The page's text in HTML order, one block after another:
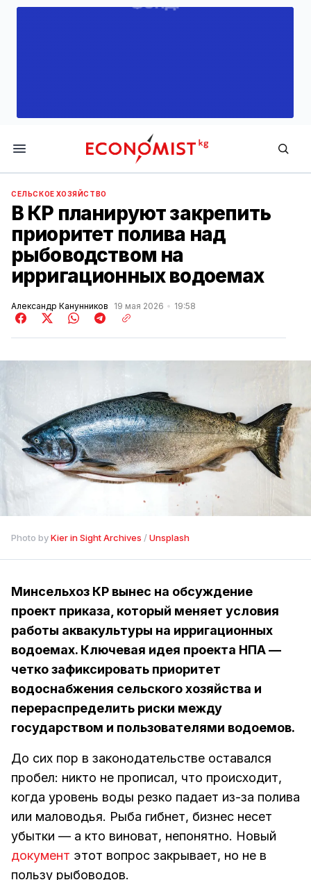
Economist.kg
СЕЛЬСКОЕ ХОЗЯЙСТВО
В КР планируют закрепить
приоритет полива над
рыбоводством на
ирригационных водоемах
Александр Канунников 19 мая 2026 19:58
Photo by Kier in Sight Archives / Unsplash
Минсельхоз КР вынес на обсуждение
проект приказа, который меняет условия
работы аквакультуры на ирригационных
водоемах. Ключевая идея проекта НПА —
четко зафиксировать приоритет
водоснабжения сельского хозяйства и
перераспределить риски между
государством и пользователями водоемов.
До сих пор в законодательстве оставался
пробел: никто не прописал, что происходит,
когда уровень воды резко падает из-за полива
или маловодья. Рыба гибнет, бизнес несет
убытки — а кто виноват, непонятно. Новый
документ этот вопрос закрывает, но не в
пользу рыбоводов.